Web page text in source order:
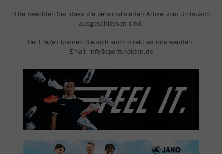
Bitte beachten Sie, dass die personalisierten Artikel vom Umtausch
ausgeschlossen sind.
Bei Fragen können Sie sich auch direkt an uns wenden:
Email: info@sportshelden.de